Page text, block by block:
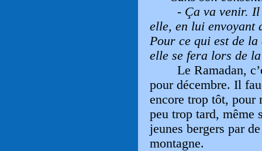
- Ça va venir.
elle, en lui envoyant
Pour ce qui est de
elle se fera lors de
Le Ramadan,
pour décembre. Il
encore trop tôt, pour
peu trop tard, même
jeunes bergers par
montagne.